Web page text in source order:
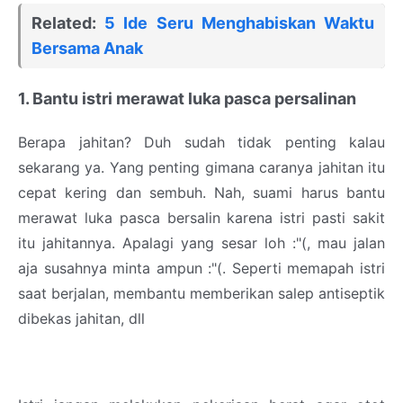
Related: 5 Ide Seru Menghabiskan Waktu
Bersama Anak
1. Bantu istri merawat luka pasca persalinan
Berapa jahitan? Duh sudah tidak penting kalau
sekarang ya. Yang penting gimana caranya jahitan itu
cepat kering dan sembuh. Nah, suami harus bantu
merawat luka pasca bersalin karena istri pasti sakit
itu jahitannya. Apalagi yang sesar loh :"(, mau jalan
aja susahnya minta ampun :"(. Seperti memapah istri
saat berjalan, membantu memberikan salep antiseptik
dibekas jahitan, dll